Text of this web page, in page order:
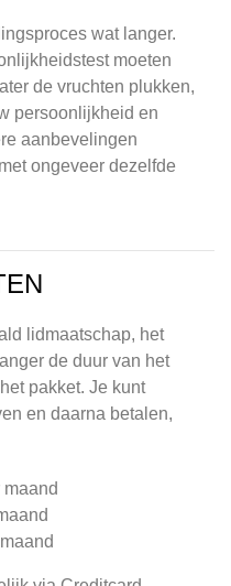
wat langer.
moeten
de vruchten plukken,
persoonlijkheid en
aanbevelingen
ongeveer dezelfde
lidmaatschap, het
de duur van het
pakket. Je kunt
en daarna betalen,